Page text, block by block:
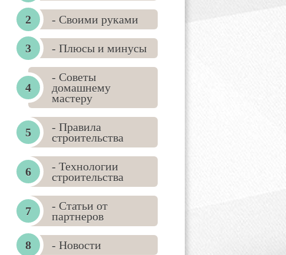
- Своими руками
- Плюсы и минусы
- Советы
домашнему
мастеру
- Правила
строительства
- Технологии
строительства
- Статьи от
партнеров
- Новости